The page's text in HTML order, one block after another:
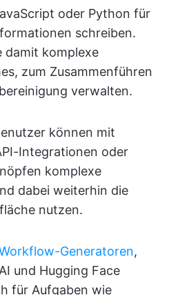
oder Python für
schreiben.
damit komplexe
zum Zusammenführen
verwalten.
können mit
Integrationen oder
komplexe
dabei weiterhin die
nutzen.
Generatoren,
und Hugging Face
für Aufgaben wie